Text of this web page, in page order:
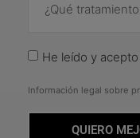
He leído y acepto
Información legal sobre
QUIERO